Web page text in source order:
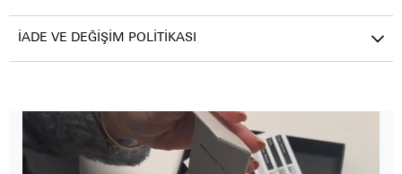
İADE VE DEĞIŞIM POLITIKASI